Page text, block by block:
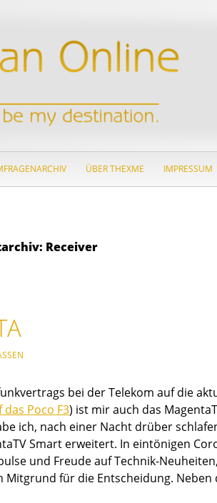
ÜBER THEXME IMPRESSUM
Receiver
bei der Telekom auf die
Poco F3) ist mir auch das
ich, nach einer Nacht drüber
Smart erweitert. In eintönigen
und Freude auf Technik-
für die Entscheidung. Neben